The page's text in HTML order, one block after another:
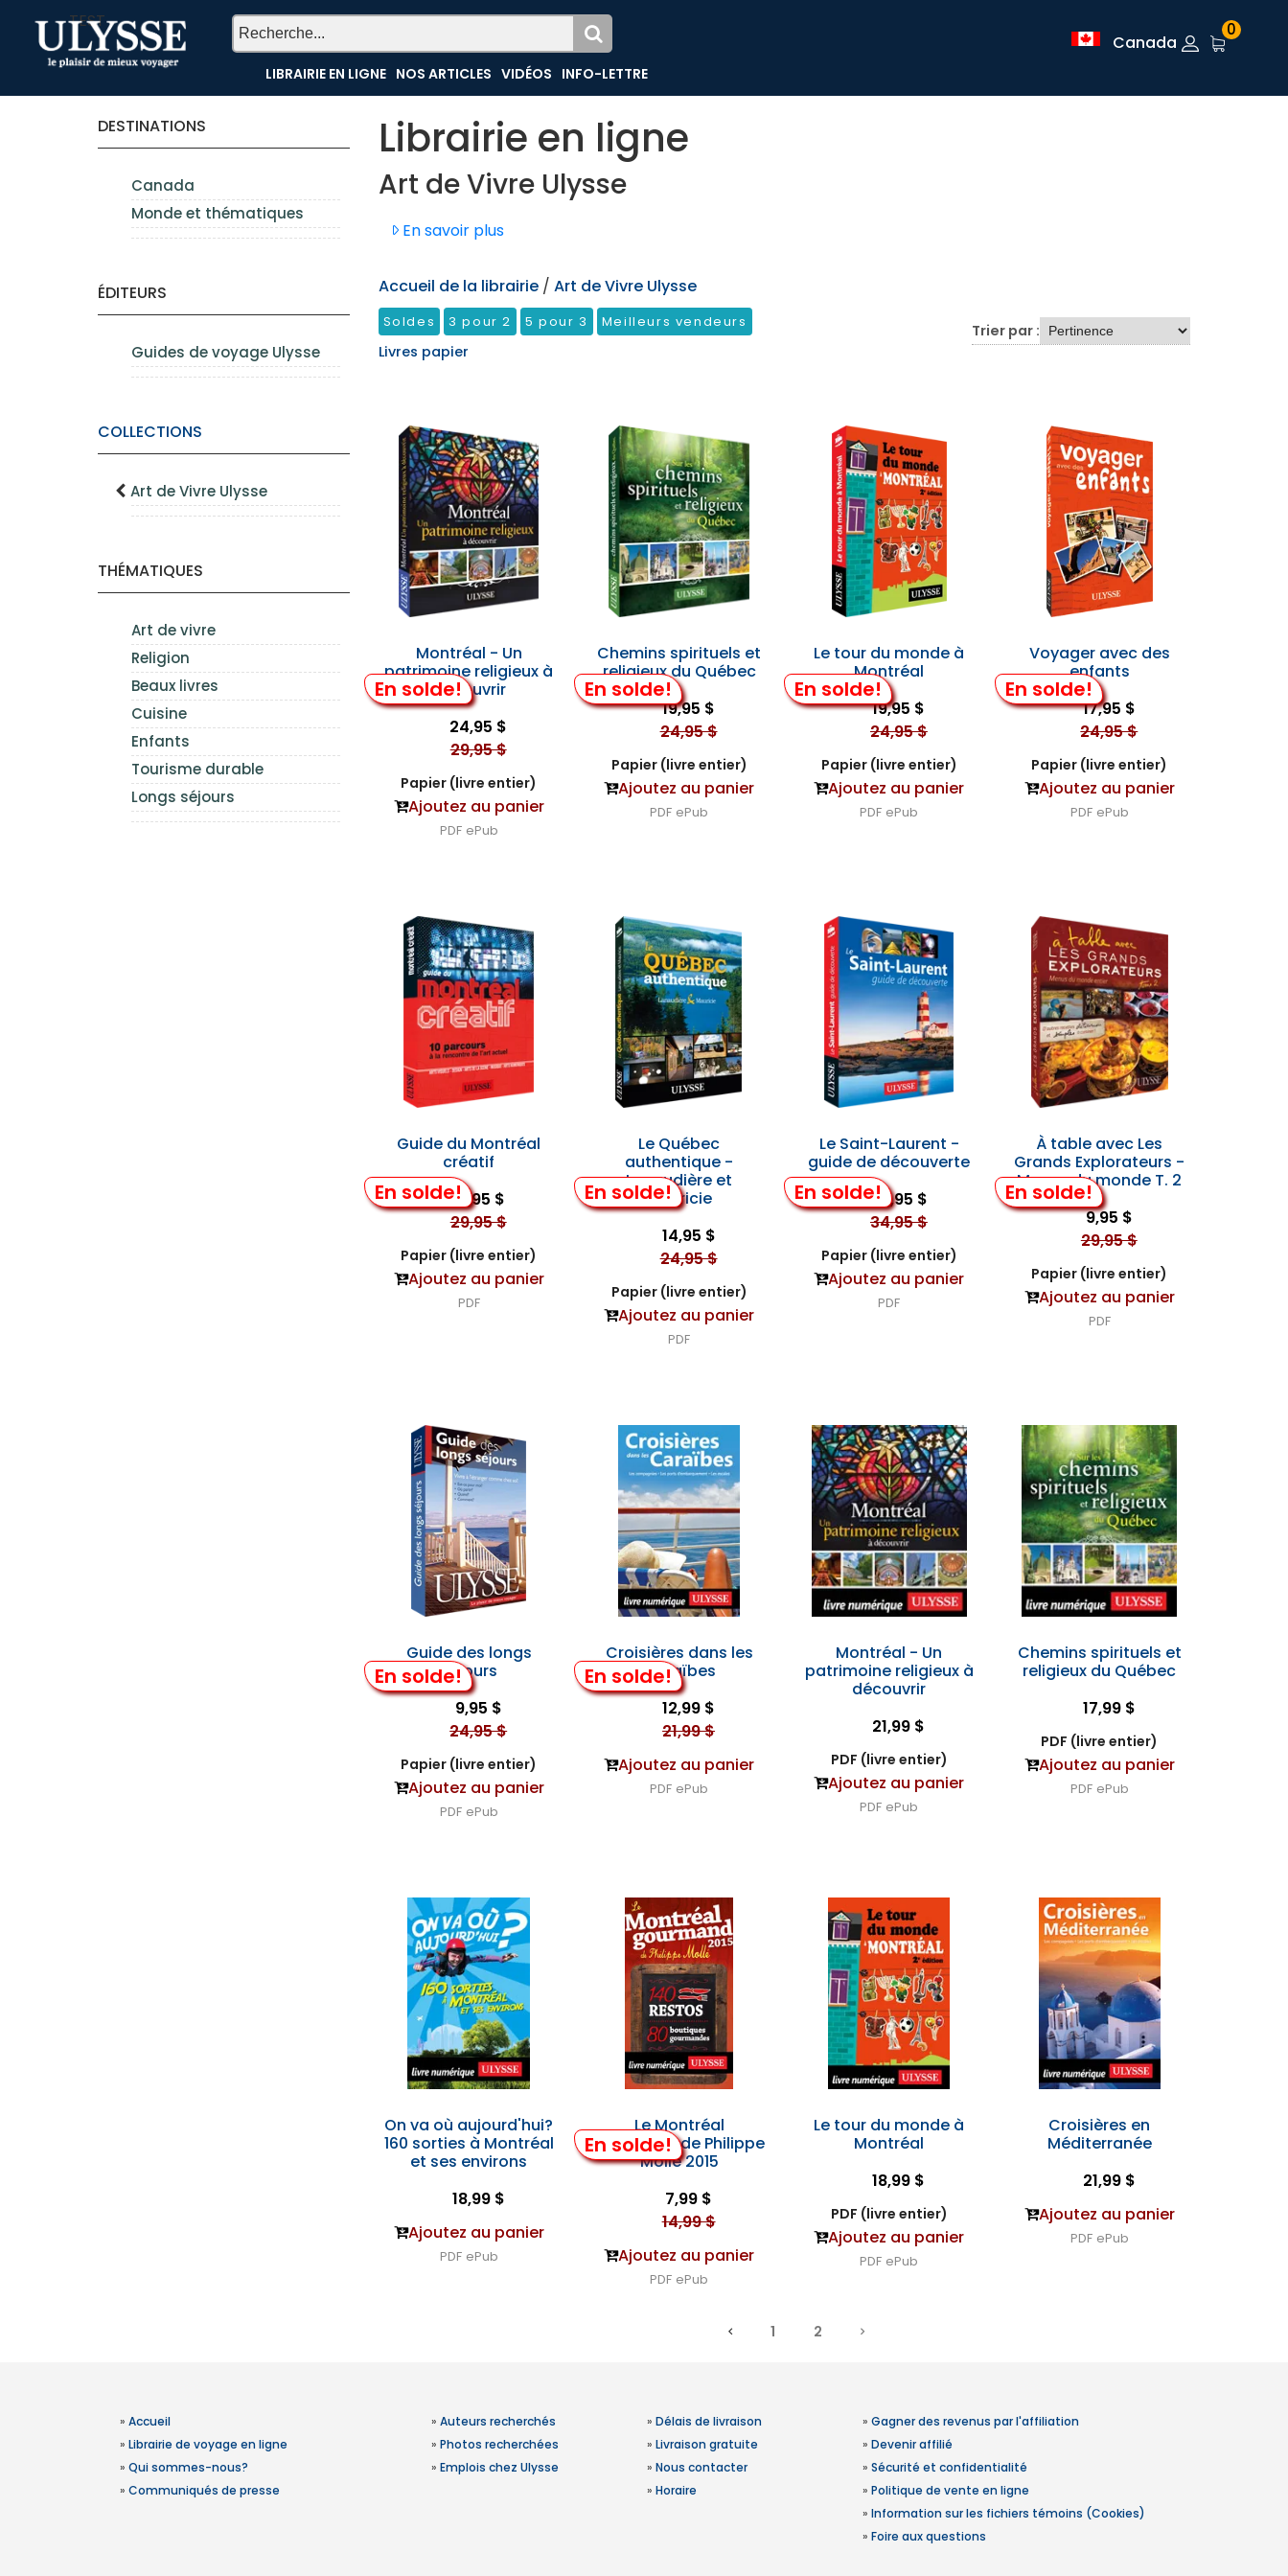
TEST
LIBRAIRIE EN LIGNE NOS ARTICLES VIDÉOS INFO-LETTRE
Canada
0
DESTINATIONS
Canada
Monde et thématiques
ÉDITEURS
Guides de voyage Ulysse
COLLECTIONS
Art de Vivre Ulysse
THÉMATIQUES
Art de vivre
Religion
Beaux livres
Cuisine
Enfants
Tourisme durable
Longs séjours
Librairie en ligne
Art de Vivre Ulysse
En savoir plus
Accueil de la librairie / Art de Vivre Ulysse
Soldes 3 pour 2 5 pour 3 Meilleurs vendeurs
Livres papier
Trier par :
En solde!
Montréal - Un
patrimoine religieux à
découvrir
24,95 $
29,95 $
Papier (livre entier)
Ajoutez au panier
PDF ePub
En solde!
Chemins spirituels et
religieux du Québec
19,95 $
24,95 $
Papier (livre entier)
Ajoutez au panier
PDF ePub
En solde!
Le tour du monde à
Montréal
19,95 $
24,95 $
Papier (livre entier)
Ajoutez au panier
PDF ePub
En solde!
Voyager avec des
enfants
17,95 $
24,95 $
Papier (livre entier)
Ajoutez au panier
PDF ePub
En solde!
Guide du Montréal
créatif
19,95 $
29,95 $
Papier (livre entier)
Ajoutez au panier
PDF
En solde!
Le Québec
authentique -
Lanaudière et
Mauricie
14,95 $
24,95 $
Papier (livre entier)
Ajoutez au panier
PDF
En solde!
Le Saint-Laurent -
guide de découverte
24,95 $
34,95 $
Papier (livre entier)
Ajoutez au panier
PDF
En solde!
À table avec Les
Grands Explorateurs -
Menus du monde T. 2
9,95 $
29,95 $
Papier (livre entier)
Ajoutez au panier
PDF
En solde!
Guide des longs
séjours
9,95 $
24,95 $
Papier (livre entier)
Ajoutez au panier
PDF ePub
En solde!
Croisières dans les
Caraïbes
12,99 $
21,99 $
Ajoutez au panier
PDF ePub
Montréal - Un
patrimoine religieux à
découvrir
21,99 $
PDF (livre entier)
Ajoutez au panier
PDF ePub
Chemins spirituels et
religieux du Québec
17,99 $
PDF (livre entier)
Ajoutez au panier
PDF ePub
On va où aujourd'hui?
160 sorties à Montréal
et ses environs
18,99 $
Ajoutez au panier
PDF ePub
En solde!
Le Montréal
gourmand de Philippe
Mollé 2015
7,99 $
14,99 $
Ajoutez au panier
PDF ePub
Le tour du monde à
Montréal
18,99 $
PDF (livre entier)
Ajoutez au panier
PDF ePub
Croisières en
Méditerranée
21,99 $
Ajoutez au panier
PDF ePub
1 2
» Accueil
» Librairie de voyage en ligne
» Qui sommes-nous?
» Communiqués de presse
» Auteurs recherchés
» Photos recherchées
» Emplois chez Ulysse
» Délais de livraison
» Livraison gratuite
» Nous contacter
» Horaire
» Gagner des revenus par l'affiliation
» Devenir affilié
» Sécurité et confidentialité
» Politique de vente en ligne
» Information sur les fichiers témoins (Cookies)
» Foire aux questions